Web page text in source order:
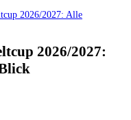
2026/2027: Alle
2026/2027: